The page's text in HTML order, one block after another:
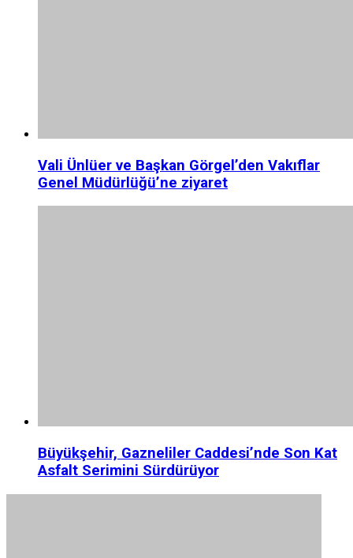
Vali Ünlüer ve Başkan Görgel’den Vakıflar
Genel Müdürlüğü’ne ziyaret
Büyükşehir, Gazneliler Caddesi’nde Son Kat
Asfalt Serimini Sürdürüyor